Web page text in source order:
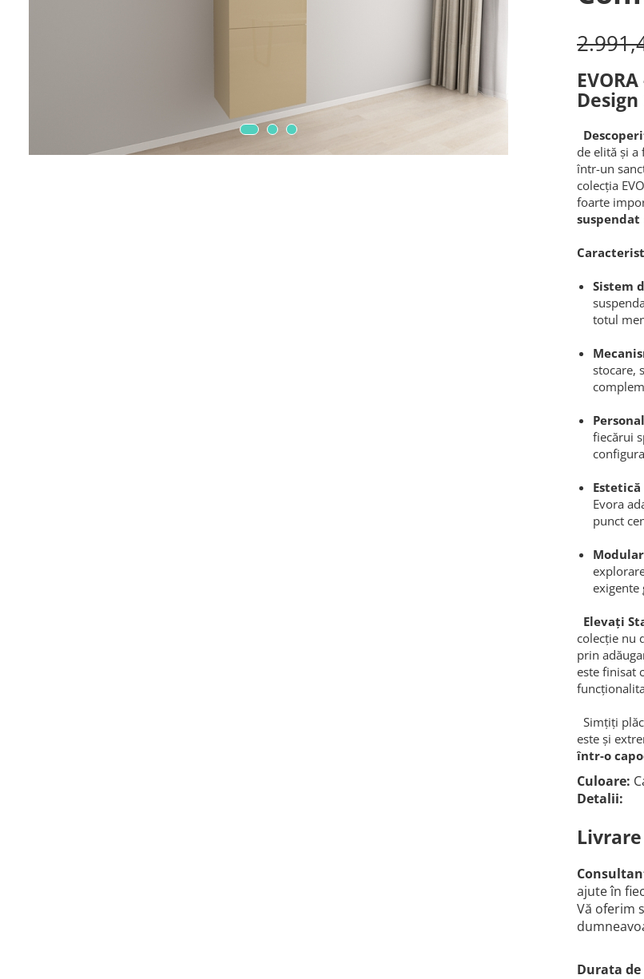
de elită și
într-un
colecția
foarte
Sistem
totul
stocare,
fiecărui
Evora
punct
exigente
Elevați
colecție nu
prin
este finisat
Simțiți
este și
într-o
Culoare:
Detalii:
Livrare
ajute în
Vă oferim
Durata